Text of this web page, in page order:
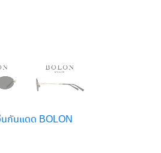
นกันแดด BOLON